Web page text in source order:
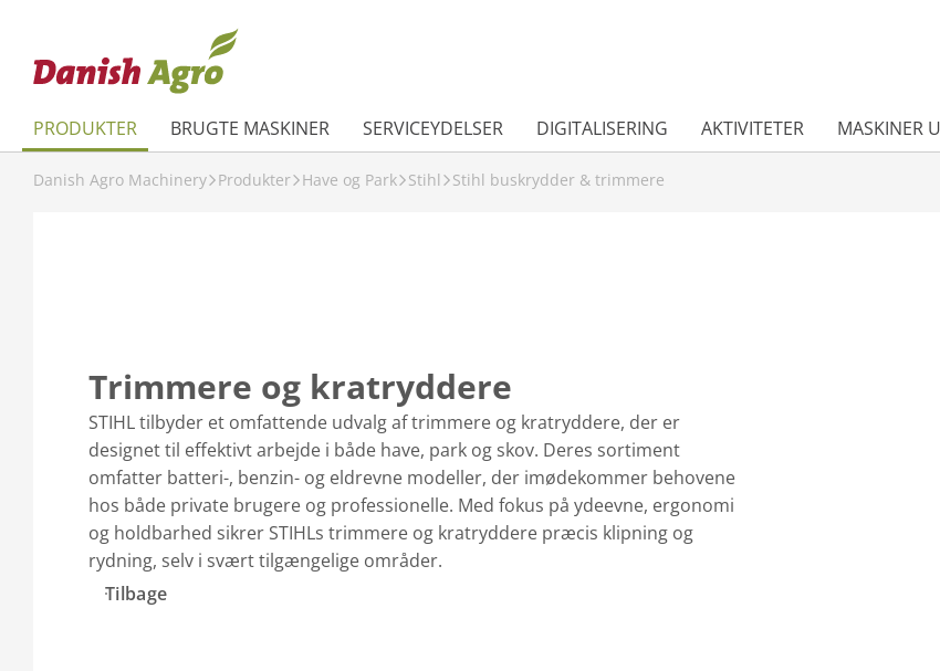
PRODUKTER BRUGTE MASKINER SERVICEYDELSER DIGITALISERING AKTIVITETER MASKINER
Danish Agro Machinery Produkter Have og Park Stihl Stihl buskrydder & trimmere
Trimmere og kratryddere
STIHL tilbyder et omfattende udvalg af trimmere og kratryddere, der er
designet til effektivt arbejde i både have, park og skov. Deres sortiment
omfatter batteri-, benzin- og eldrevne modeller, der imødekommer behovene
hos både private brugere og professionelle. Med fokus på ydeevne, ergonomi
og holdbarhed sikrer STIHLs trimmere og kratryddere præcis klipning og
rydning, selv i svært tilgængelige områder.
Tilbage